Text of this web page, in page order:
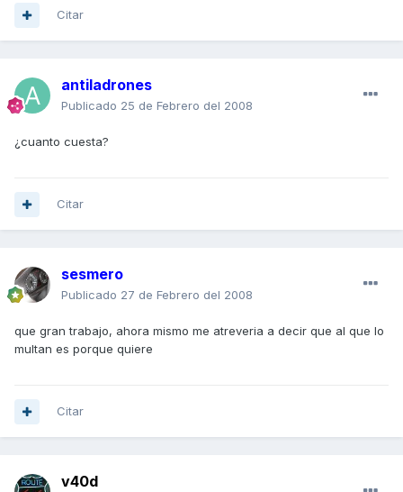
Citar
antiladrones
Publicado 25 de Febrero del 2008
¿cuanto cuesta?
Citar
sesmero
Publicado 27 de Febrero del 2008
que gran trabajo, ahora mismo me atreveria a decir que al que lo
multan es porque quiere
Citar
v40d